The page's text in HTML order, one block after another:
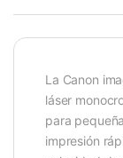
La Canon
láser
para
impresión